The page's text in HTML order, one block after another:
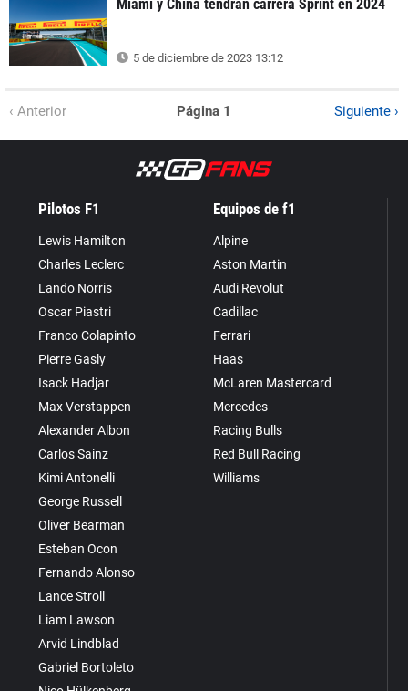
Miami y China tendrán carrera Sprint en 2024
5 de diciembre de 2023 13:12
‹ Anterior Página 1 Siguiente ›
Pilotos F1
Lewis Hamilton
Charles Leclerc
Lando Norris
Oscar Piastri
Franco Colapinto
Pierre Gasly
Isack Hadjar
Max Verstappen
Alexander Albon
Carlos Sainz
Kimi Antonelli
George Russell
Oliver Bearman
Esteban Ocon
Fernando Alonso
Lance Stroll
Liam Lawson
Arvid Lindblad
Gabriel Bortoleto
Equipos de f1
Alpine
Aston Martin
Audi Revolut
Cadillac
Ferrari
Haas
McLaren Mastercard
Mercedes
Racing Bulls
Red Bull Racing
Williams